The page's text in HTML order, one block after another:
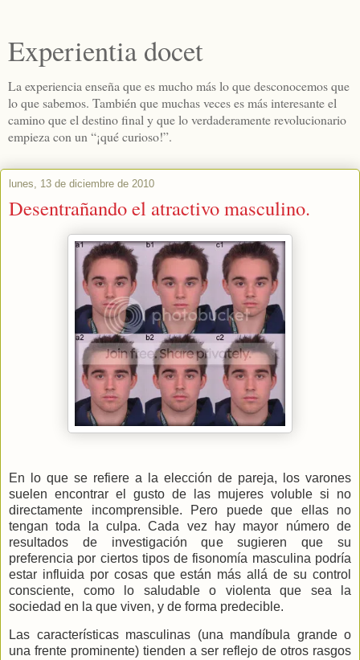
Experientia docet
La experiencia enseña que es mucho más lo que desconocemos que
lo que sabemos. También que muchas veces es más interesante el
camino que el destino final y que lo verdaderamente revolucionario
empieza con un “¡qué curioso!”.
lunes, 13 de diciembre de 2010
Desentrañando el atractivo masculino.
En lo que se refiere a la elección de pareja, los varones
suelen encontrar el gusto de las mujeres voluble si no
directamente incomprensible. Pero puede que ellas no
tengan toda la culpa. Cada vez hay mayor número de
resultados de investigación que sugieren que su
preferencia por ciertos tipos de fisonomía masculina podría
estar influida por cosas que están más allá de su control
consciente, como lo saludable o violenta que sea la
sociedad en la que viven, y de forma predecible.
Las características masculinas (una mandíbula grande o
una frente prominente) tienden a ser reflejo de otros rasgos